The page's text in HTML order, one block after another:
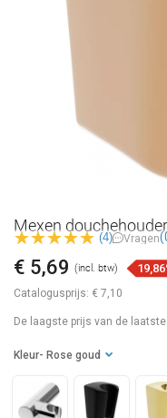
Mexen
(4) Vragen
Catalogusprijs: € 7,10
€ 5,69 (incl. btw)
De laagste prijs van de
Kleur - Rose goud